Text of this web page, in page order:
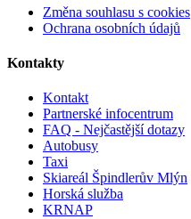
Změna souhlasu s cookies
Ochrana osobních údajů
Kontakty
Kontakt
Partnerské infocentrum
FAQ - Nejčastější dotazy
Autobusy
Taxi
Skiareál Špindlerův Mlýn
Horská služba
KRNAP